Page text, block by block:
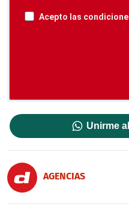
Acepto las
Unirme
AGENCIAS